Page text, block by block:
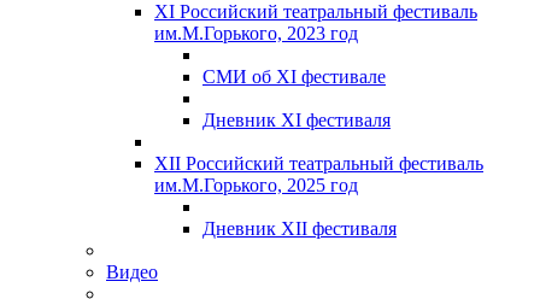
XI Российский театральный фестиваль
им.М.Горького, 2023 год
СМИ об XI фестивале
Дневник XI фестиваля
XII Российский театральный фестиваль
им.М.Горького, 2025 год
Дневник XII фестиваля
Видео